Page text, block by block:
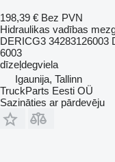
198,39 € Bez PVN
Hidraulikas vadības
DERICG3 34283126003
6003
dīzeļdegviela
Igaunija, Tallinn
TruckParts Eesti OÜ
Sazināties ar pārdevēju